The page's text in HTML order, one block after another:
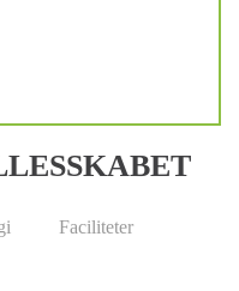
Faciliteter